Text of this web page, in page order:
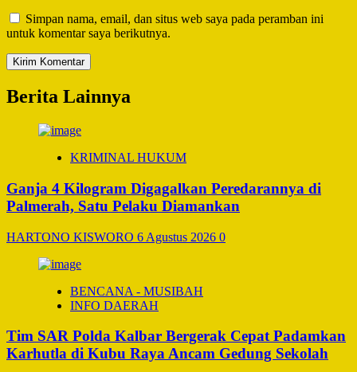
Simpan nama, email, dan situs web saya pada peramban ini
untuk komentar saya berikutnya.
Berita Lainnya
KRIMINAL HUKUM
Ganja 4 Kilogram Digagalkan Peredarannya di
Palmerah, Satu Pelaku Diamankan
HARTONO KISWORO 6 Agustus 2026 0
BENCANA - MUSIBAH
INFO DAERAH
Tim SAR Polda Kalbar Bergerak Cepat Padamkan
Karhutla di Kubu Raya Ancam Gedung Sekolah